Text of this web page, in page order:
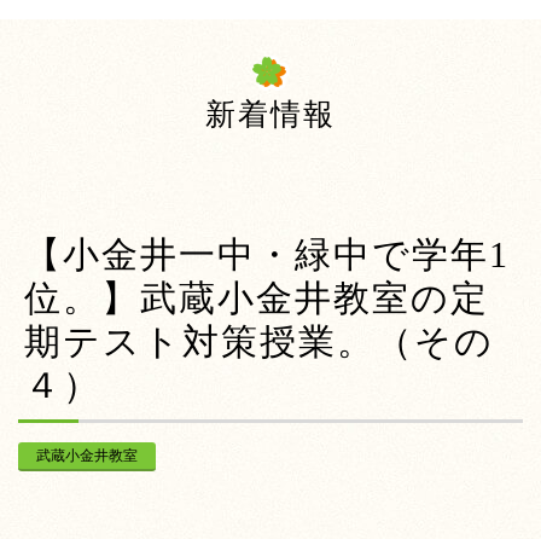
新着情報
【小金井一中・緑中で学年1
位。】武蔵小金井教室の定
期テスト対策授業。（その
４）
武蔵小金井教室